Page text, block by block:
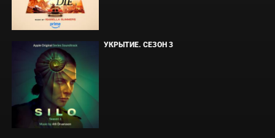
УКРЫТИЕ. СЕЗОН 3